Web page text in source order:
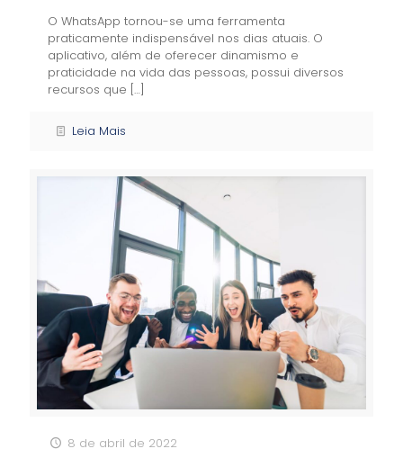
O WhatsApp tornou-se uma ferramenta
praticamente indispensável nos dias atuais. O
aplicativo, além de oferecer dinamismo e
praticidade na vida das pessoas, possui diversos
recursos que […]
Leia Mais
8 de abril de 2022